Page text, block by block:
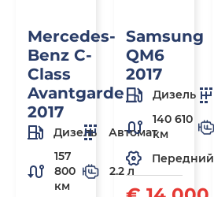
Mercedes-
Benz C-
Class
Avantgarde
2017
Дизель
Автомат
157
800
км
2.2 л
Samsung
QM6
2017
Дизель
140 610
км
Передний